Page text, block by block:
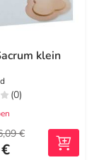
klein
(0)
€